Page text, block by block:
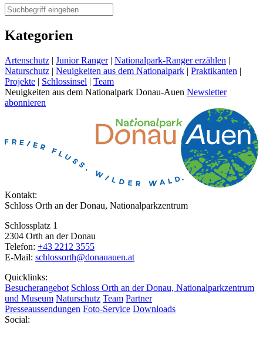
Kategorien
Artenschutz | Junior Ranger | Nationalpark-Ranger erzählen |
Naturschutz | Neuigkeiten aus dem Nationalpark | Praktikanten |
Projekte | Schlossinsel | Team
Neuigkeiten aus dem Nationalpark Donau-Auen Newsletter
abonnieren
Kontakt:
Schloss Orth an der Donau, Nationalparkzentrum
Schlossplatz 1
2304 Orth an der Donau
Telefon: +43 2212 3555
E-Mail: schlossorth@donauauen.at
Quicklinks:
Besucherangebot Schloss Orth an der Donau, Nationalparkzentrum
und Museum Naturschutz Team Partner
Presseaussendungen Foto-Service Downloads
Social: